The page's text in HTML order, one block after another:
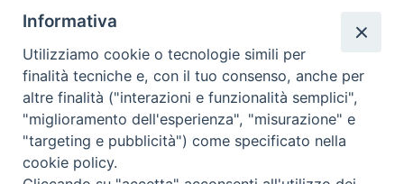
Redazione
Scrivici
Copyright © 2019 - Tutti i diritti riservati - Vita
Informativa
Utilizziamo cookie o tecnologie simili per
finalità tecniche e, con il tuo consenso, anche per
altre finalità ("interazioni e funzionalità semplici",
"miglioramento dell'esperienza", "misurazione" e
"targeting e pubblicità") come specificato nella
cookie policy.